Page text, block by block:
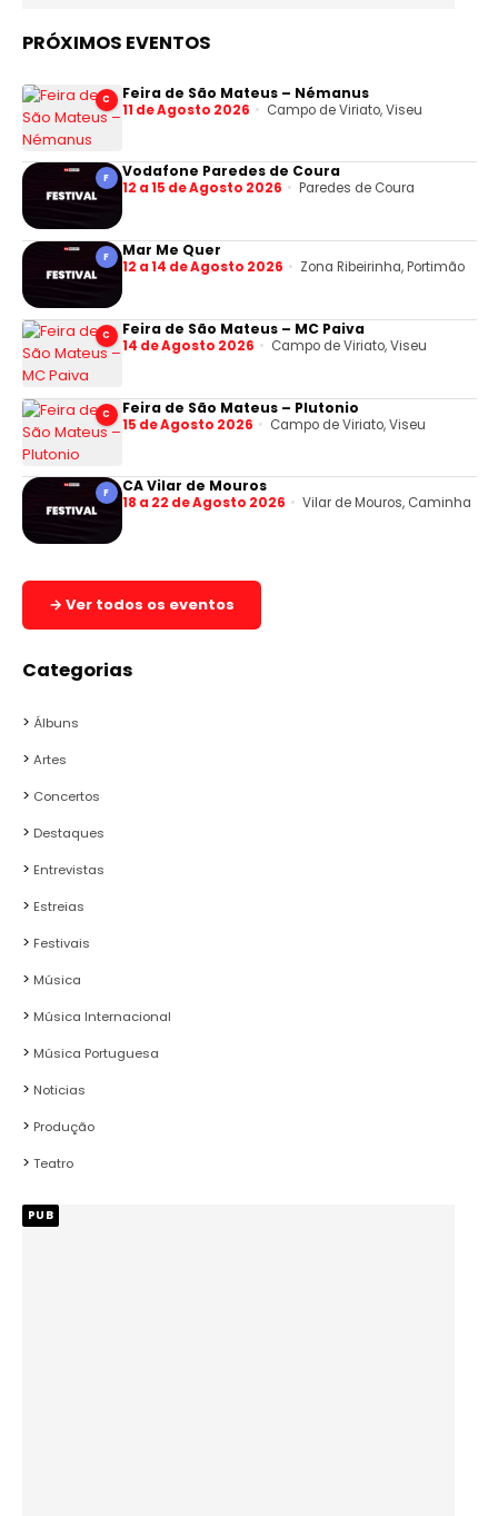
PRÓXIMOS EVENTOS
C Feira de São Mateus – Némanus
11 de Agosto 2026 Campo de Viriato, Viseu
F Vodafone Paredes de Coura
12 a 15 de Agosto 2026 Paredes de Coura
F Mar Me Quer
12 a 14 de Agosto 2026 Zona Ribeirinha, Portimão
C Feira de São Mateus – MC Paiva
14 de Agosto 2026 Campo de Viriato, Viseu
C Feira de São Mateus – Plutonio
15 de Agosto 2026 Campo de Viriato, Viseu
F CA Vilar de Mouros
18 a 22 de Agosto 2026 Vilar de Mouros, Caminha
→ Ver todos os eventos
Categorias
Álbuns
Artes
Concertos
Destaques
Entrevistas
Estreias
Festivais
Música
Música Internacional
Música Portuguesa
Noticias
Produção
Teatro
PUB